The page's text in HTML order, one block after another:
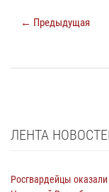
← Предыдущая
ЛЕНТА
Росгвардейцы